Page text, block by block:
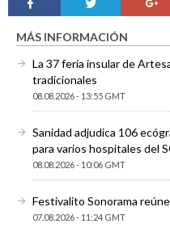
MÁS INFORMACIÓN
La 37 feria insular de
tradicionales
08.08.2026 - 13:55 GMT
Sanidad adjudica 106
para varios hospitales del
08.08.2026 - 10:06 GMT
Festivalito Sonorama
07.08.2026 - 11:24 GMT